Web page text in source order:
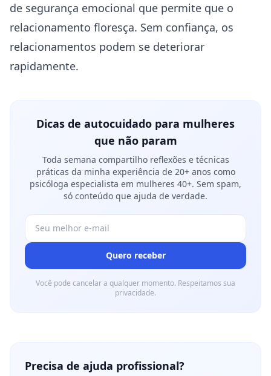
de segurança emocional que permite que o
relacionamento floresça. Sem confiança, os
relacionamentos podem se deteriorar
rapidamente.
Dicas de autocuidado para mulheres
que não param
Toda semana compartilho reflexões e técnicas
práticas da minha experiência de 20+ anos como
psicóloga especialista em mulheres 40+. Sem spam,
só conteúdo que ajuda de verdade.
Quero receber
Você pode cancelar a qualquer momento. Respeitamos sua
privacidade.
Precisa de ajuda profissional?